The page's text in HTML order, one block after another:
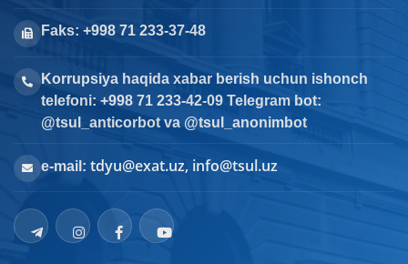
Faks: +998 71 233-37-48
Korrupsiya haqida xabar berish uchun ishonch
telefoni: +998 71 233-42-09 Telegram bot:
@tsul_anticorbot va @tsul_anonimbot
e-mail: tdyu@exat.uz, info@tsul.uz